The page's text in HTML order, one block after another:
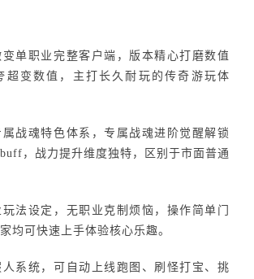
单职业完整客户端，版本精心打磨数值
超变数值，主打长久耐玩的传奇游玩体
战魂特色体系，专属战魂进阶觉醒解锁
，战力提升维度独特，区别于市面普通
法设定，无职业克制烦恼，操作简单门
均可快速上手体验核心乐趣。
系统，可自动上线跑图、刷怪打宝、挑